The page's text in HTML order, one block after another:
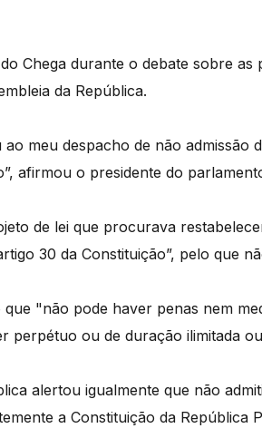
Chega durante o debate sobre as
da República.
meu despacho de não admissão
afirmou o presidente do
de lei que procurava
30 da Constituição”, pelo que
"não pode haver penas nem
perpétuo ou de duração ilimitada
alertou igualmente que não
a Constituição da República